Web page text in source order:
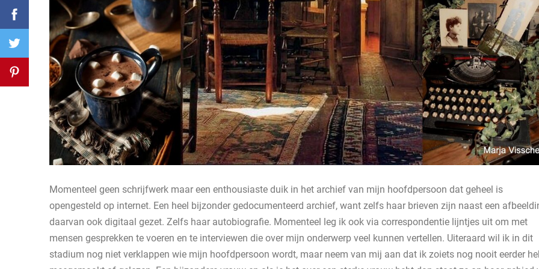
Momenteel geen schrijfwerk maar een enthousiaste duik in het archief van mijn hoofdpersoon dat geheel is
opengesteld op internet. Een heel bijzonder gedocumenteerd archief, want zelfs haar brieven zijn naast een
daarvan ook digitaal gezet. Zelfs haar autobiografie. Momenteel leg ik ook via correspondentie lijntjes uit om met
mensen gesprekken te voeren en te interviewen die over mijn onderwerp veel kunnen vertellen. Uiteraard wil ik in dit
stadium nog niet verklappen wie mijn hoofdpersoon wordt, maar neem van mij aan dat ik zoiets nog nooit eerder